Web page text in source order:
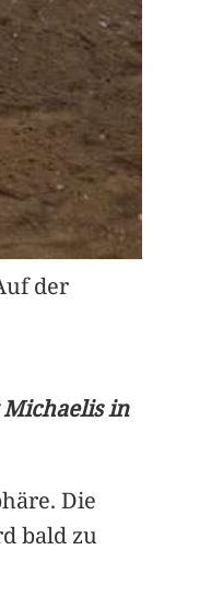
der
in
Die
bald zu